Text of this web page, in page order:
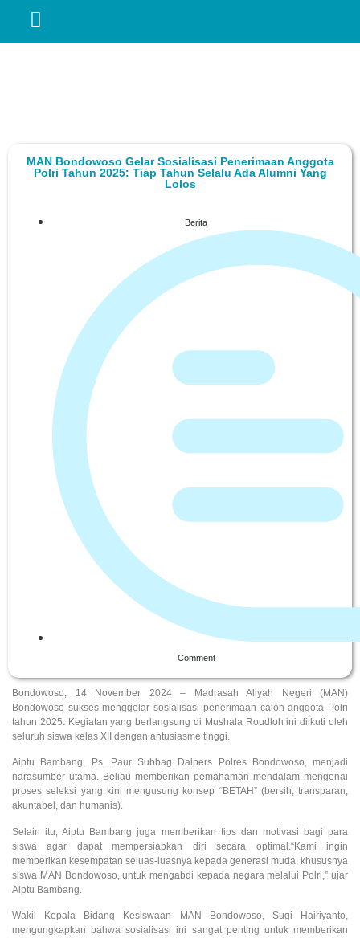
MAN Bondowoso Gelar Sosialisasi Penerimaan Anggota
Polri Tahun 2025: Tiap Tahun Selalu Ada Alumni Yang
Lolos
Berita
Comment
Bondowoso, 14 November 2024 – Madrasah Aliyah Negeri (MAN)
Bondowoso sukses menggelar sosialisasi penerimaan calon anggota Polri
tahun 2025. Kegiatan yang berlangsung di Mushala Roudloh ini diikuti oleh
seluruh siswa kelas XII dengan antusiasme tinggi.
Aiptu Bambang, Ps. Paur Subbag Dalpers Polres Bondowoso, menjadi
narasumber utama. Beliau memberikan pemahaman mendalam mengenai
proses seleksi yang kini mengusung konsep “BETAH” (bersih, transparan,
akuntabel, dan humanis).
Selain itu, Aiptu Bambang juga memberikan tips dan motivasi bagi para
siswa agar dapat mempersiapkan diri secara optimal.“Kami ingin
memberikan kesempatan seluas-luasnya kepada generasi muda, khususnya
siswa MAN Bondowoso, untuk mengabdi kepada negara melalui Polri,” ujar
Aiptu Bambang.
Wakil Kepala Bidang Kesiswaan MAN Bondowoso, Sugi Hairiyanto,
mengungkapkan bahwa sosialisasi ini sangat penting untuk memberikan